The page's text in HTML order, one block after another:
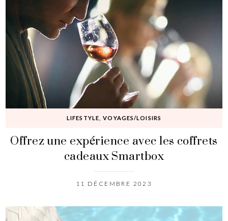
LIFESTYLE ,VOYAGES/LOISIRS
Offrez une expérience avec les coffrets
cadeaux Smartbox
11 DÉCEMBRE 2023